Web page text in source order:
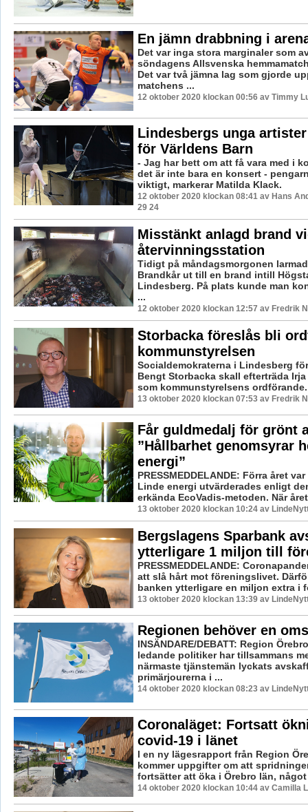
En jämn drabbning i
Det var inga stora marginaler som
söndagens Allsvenska
Det var två jämna lag som gjorde
matchens ...
12 oktober 2020 klockan 00:56 av Timmy
Lindesbergs unga
för Världens Barn
- Jag har bett om att få vara med i
det är inte bara en konsert -
viktigt, markerar Matilda Klack.
12 oktober 2020 klockan 08:41 av Hans
29 24
Misstänkt anlagd brand
återvinningsstation
Tidigt på måndagsmorgonen
Brandkår ut till en brand intill
Lindesberg. På plats kunde man
...
12 oktober 2020 klockan 12:57 av Fredrik
Storbacka föreslås bli
kommunstyrelsen
Socialdemokraterna i Lindesberg
Bengt Storbacka skall efterträda
som kommunstyrelsens
13 oktober 2020 klockan 07:53 av Fredrik
Får guldmedalj för grönt
”Hållbarhet genomsyrar
energi”
PRESSMEDDELANDE: Förra året
Linde energi utvärderades enligt
erkända EcoVadis-metoden. När
13 oktober 2020 klockan 10:24 av
Bergslagens Sparbank
ytterligare 1 miljon till
PRESSMEDDELANDE:
att slå hårt mot föreningslivet.
banken ytterligare en miljon extra i
13 oktober 2020 klockan 13:39 av
Regionen behöver en
INSÄNDARE/DEBATT: Region
ledande politiker har tillsammans
närmaste tjänstemän lyckats
primärjourerna i ...
14 oktober 2020 klockan 08:23 av
Coronaläget: Fortsatt
covid-19 i länet
I en ny lägesrapport från Region
kommer uppgifter om att
fortsätter att öka i Örebro län, något
14 oktober 2020 klockan 10:44 av Camilla